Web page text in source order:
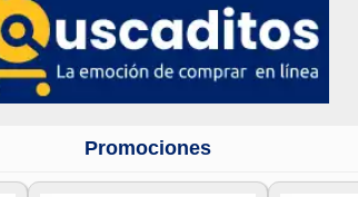
Promociones